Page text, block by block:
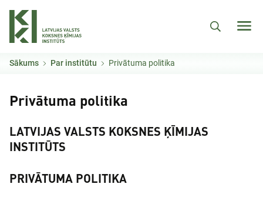
Sākums Par institūtu Privātuma politika
Privātuma politika
LATVIJAS VALSTS KOKSNES ĶĪMIJAS
INSTITŪTS
PRIVĀTUMA POLITIKA